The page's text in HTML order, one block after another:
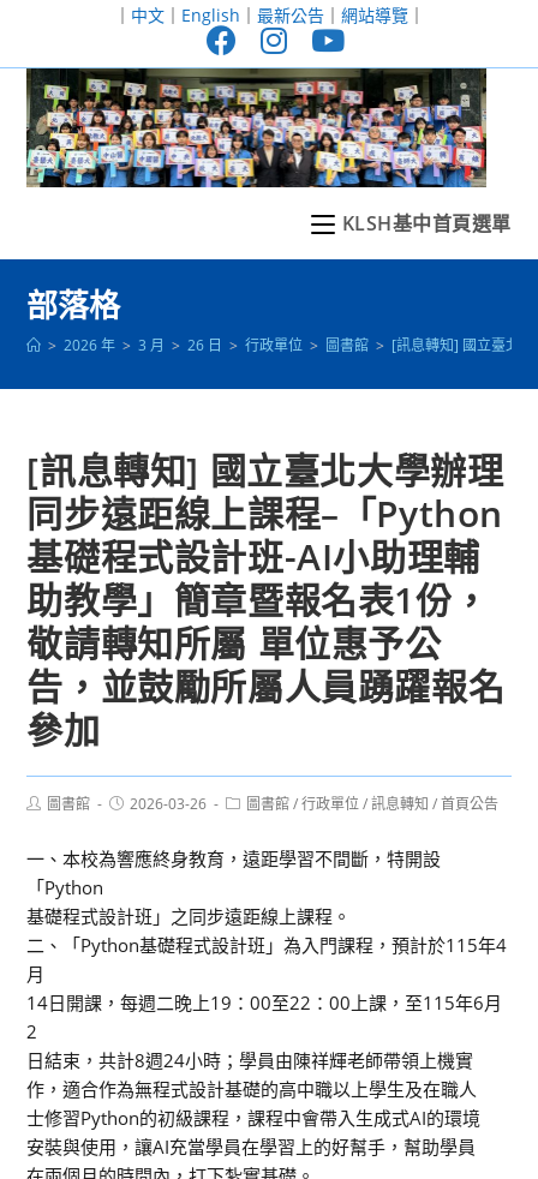
至
｜ 中文｜ English ｜ 最新公告｜ 網站導覽｜
KLSH基中首頁選單
部落格
> 2026 年 > 3 月 > 26 日 > 行政單位 > 圖書館 > [訊息轉知] 國立臺北
[訊息轉知] 國立臺北大學辦理
同步遠距線上課程–「Python
基礎程式設計班-AI小助理輔
助教學」簡章暨報名表1份，
敬請轉知所屬 單位惠予公
告，並鼓勵所屬人員踴躍報名
參加
Post圖書館
Post2026-03-26
Post圖書館 / 行政單位 / 訊息轉知 / 首頁公告
一、本校為響應終身教育，遠距學習不間斷，特開設
「Python
基礎程式設計班」之同步遠距線上課程。
二、「Python基礎程式設計班」為入門課程，預計於115年4
月
14日開課，每週二晚上19：00至22：00上課，至115年6月
2
日結束，共計8週24小時；學員由陳祥輝老師帶領上機實
作，適合作為無程式設計基礎的高中職以上學生及在職人
士修習Python的初級課程，課程中會帶入生成式AI的環境
安裝與使用，讓AI充當學員在學習上的好幫手，幫助學員